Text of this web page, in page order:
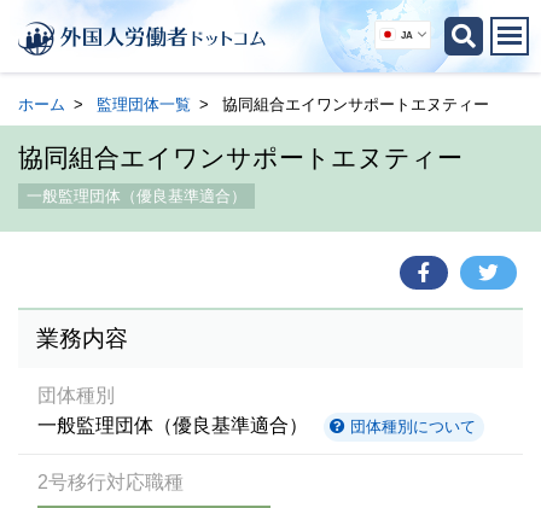
JA
ホーム 監理団体一覧 協同組合エイワンサポートエヌティー
協同組合エイワンサポートエヌティー
一般監理団体（優良基準適合）
業務内容
団体種別
一般監理団体（優良基準適合）
団体種別について
2号移行対応職種